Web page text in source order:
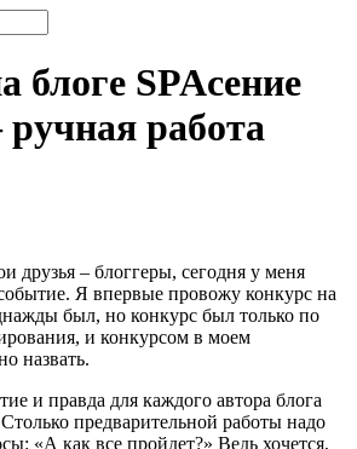
блоге SPAсение
работа
друзья – блоггеры, сегодня у меня
Я впервые провожу конкурс на
был, но конкурс был только по
и конкурсом в моем
назвать.
и правда для каждого автора блога
предварительной работы надо
«А как все пройдет?» Ведь хочется,